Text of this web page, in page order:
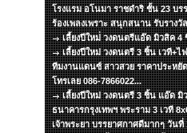
โรงแรม อโนมา ราชดำริ ชั้น 23 บร
ร้องเพลงเพราะ สนุกสนาน รับรางวั
เลี้ยงปีใหม่่ วงดนตรีแอ๊ด มิวสิค 4
เลี้ยงปีใหม่ วงดนตรี 3 ชิ้น เวที+
ทีมงานแดนซ์ สาวสวย ราคาประหยั
โทรเลย 086-7866022...
เลี้ยงปีใหม่ วงดนตรี 3 ชิ้น แอ๊ด มิ
ธนาคารกรุงเทพฯ พระราม 3 เวที
เจ้าพระยา บรรยาศกาศดีมากๆ วันที่